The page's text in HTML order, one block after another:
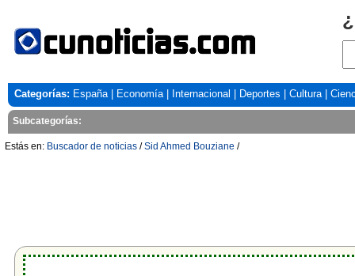
Categorías: España| Economía| Internacional Deportes Cultura|
Subcategorías:
Estás en: Buscador de noticias /Sid Ahmed Bouziane /